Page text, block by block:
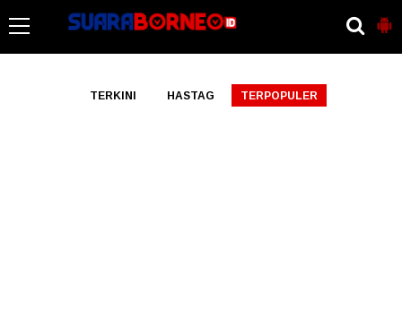
TERKINI HASTAG TERPOPULER